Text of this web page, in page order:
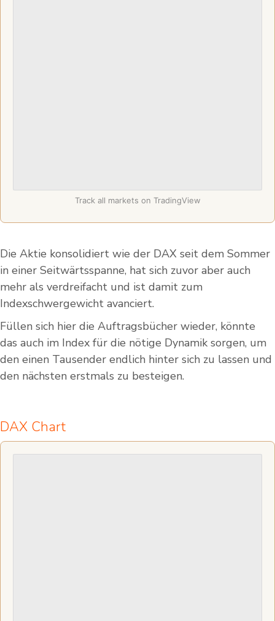
Track all markets on TradingView
Die Aktie konsolidiert wie der DAX seit dem Sommer
in einer Seitwärtsspanne, hat sich zuvor aber auch
mehr als verdreifacht und ist damit zum
Indexschwergewicht avanciert.
Füllen sich hier die Auftragsbücher wieder, könnte
das auch im Index für die nötige Dynamik sorgen, um
den einen Tausender endlich hinter sich zu lassen und
den nächsten erstmals zu besteigen.
DAX Chart